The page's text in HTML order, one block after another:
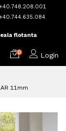
flotanta
0 Login
11mm